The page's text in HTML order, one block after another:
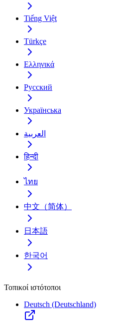
Tiếng Việt
Türkçe
Ελληνικά
Русский
Українська
العربية
हिन्दी
ไทย
中文（简体）
日本語
한국어
Τοπικοί ιστότοποι
Deutsch (Deutschland)